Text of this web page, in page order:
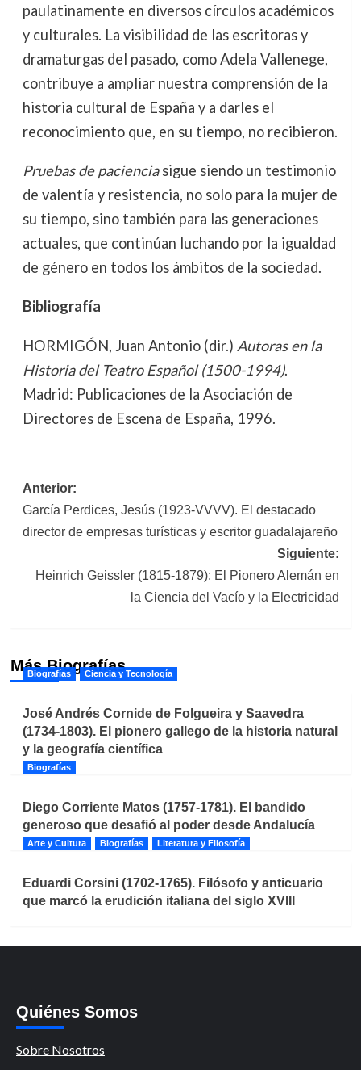
paulatinamente en diversos círculos académicos
y culturales. La visibilidad de las escritoras y
dramaturgas del pasado, como Adela Vallenege,
contribuye a ampliar nuestra comprensión de la
historia cultural de España y a darles el
reconocimiento que, en su tiempo, no recibieron.
Pruebas de pacienciasigue siendo un testimonio
de valentía y resistencia, no solo para la mujer de
su tiempo, sino también para las generaciones
actuales, que continúan luchando por la igualdad
de género en todos los ámbitos de la sociedad.
Bibliografía
HORMIGÓN, Juan Antonio (dir.) Autoras en la
Historia del Teatro Español (1500-1994).
Madrid: Publicaciones de la Asociación de
Directores de Escena de España, 1996.
Navegación
de
entradas
Anterior:
García Perdices, Jesús (1923-VVVV). El destacado
director de empresas turísticas y escritor guadalajareño
Siguiente:
Heinrich Geissler (1815-1879): El Pionero Alemán en
la Ciencia del Vacío y la Electricidad
Más Biografías
Biografías Ciencia y Tecnología
José Andrés Cornide de Folgueira y Saavedra
(1734-1803). El pionero gallego de la historia natural
y la geografía científica
Biografías
Diego Corriente Matos (1757-1781). El bandido
generoso que desafió al poder desde Andalucía
Arte y Cultura Biografías Literatura y Filosofía
Eduardi Corsini (1702-1765). Filósofo y anticuario
que marcó la erudición italiana del siglo XVIII
Quiénes Somos
Sobre Nosotros